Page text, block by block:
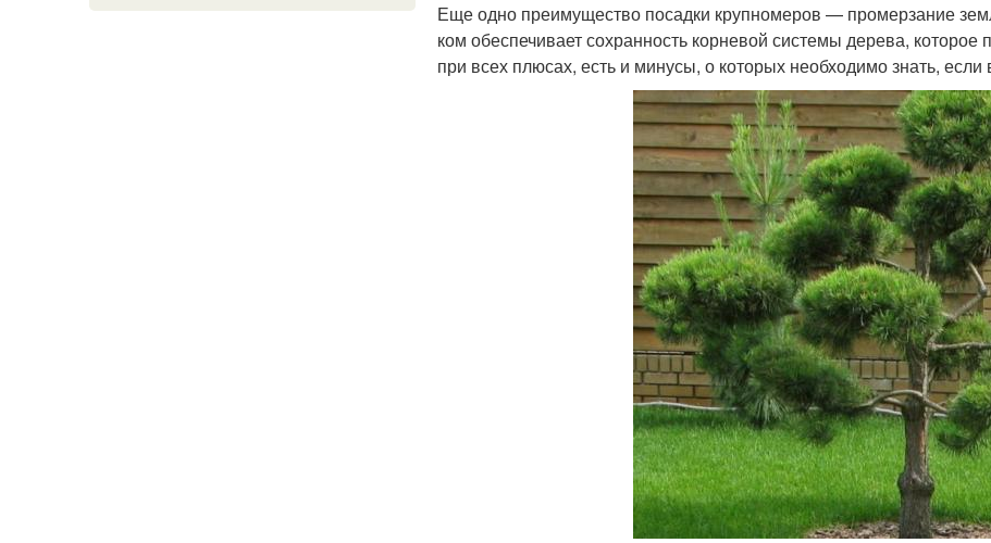
Еще одно преимущество посадки крупномеров — промерзание
ком обеспечивает сохранность корневой системы дерева,
при всех плюсах, есть и минусы, о которых необходимо знать,